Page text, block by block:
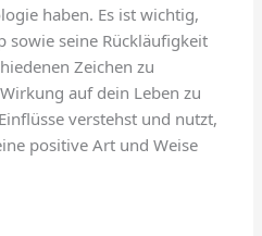
haben. Es ist wichtig,
sowie seine Rückläufigkeit
Zeichen zu
auf dein Leben zu
verstehst und nutzt,
positive Art und Weise